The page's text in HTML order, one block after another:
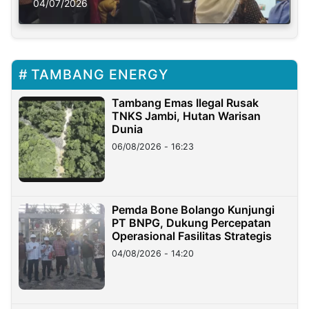
Solusi Krisis Iklim
04/07/2026
TAMBANG ENERGY
Tambang Emas Ilegal Rusak
TNKS Jambi, Hutan Warisan
Dunia
06/08/2026 - 16:23
Pemda Bone Bolango Kunjungi
PT BNPG, Dukung Percepatan
Operasional Fasilitas Strategis
04/08/2026 - 14:20